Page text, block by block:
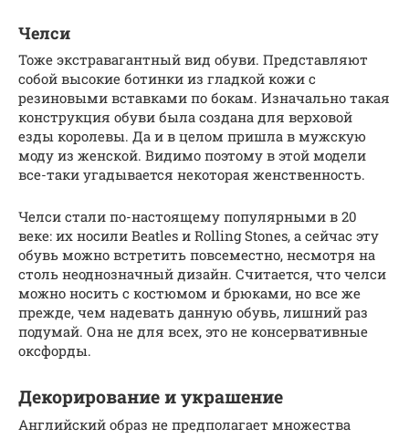
Челси
Тоже экстравагантный вид обуви. Представляют
собой высокие ботинки из гладкой кожи с
резиновыми вставками по бокам. Изначально такая
конструкция обуви была создана для верховой
езды королевы. Да и в целом пришла в мужскую
моду из женской. Видимо поэтому в этой модели
все-таки угадывается некоторая женственность.
Челси стали по-настоящему популярными в 20
веке: их носили Beatles и Rolling Stones, а сейчас эту
обувь можно встретить повсеместно, несмотря на
столь неоднозначный дизайн. Считается, что челси
можно носить с костюмом и брюками, но все же
прежде, чем надевать данную обувь, лишний раз
подумай. Она не для всех, это не консервативные
оксфорды.
Декорирование и украшение
Английский образ не предполагает множества